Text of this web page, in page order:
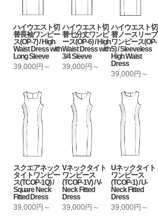
ハイウエスト切
替長袖ワンピー
ス(OP-7) / High
Waist Dress with
Long Sleeve
39,000円～
ハイウエスト切
替七分丈ワンピ
ース(OP-6) / High
Waist Dress with
3/4 Sleeve
39,000円～
ハイウエスト切
替ノースリーブ
ワンピース(OP-
5) / Sleeveless
High Waist
Dress
39,000円～
スクエアネック
タイトワンピー
ス(TCOP-1Q) /
Square Neck
Fitted Dress
39,000円～
Vネックタイト
ワンピース
(TCOP-1V) / V-
Neck Fitted
Dress
39,000円～
Uネックタイト
ワンピース
(TCOP-1) / U-
Neck Fitted
Dress
39,000円～